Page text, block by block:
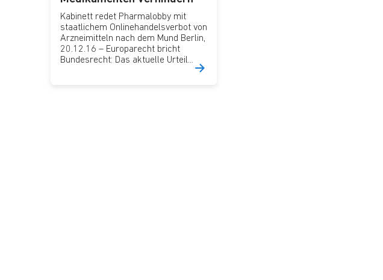
Kabinett redet Pharmalobby mit
staatlichem Onlinehandelsverbot von
Arzneimitteln nach dem Mund Berlin,
20.12.16 – Europarecht bricht
Bundesrecht: Das aktuelle Urteil...